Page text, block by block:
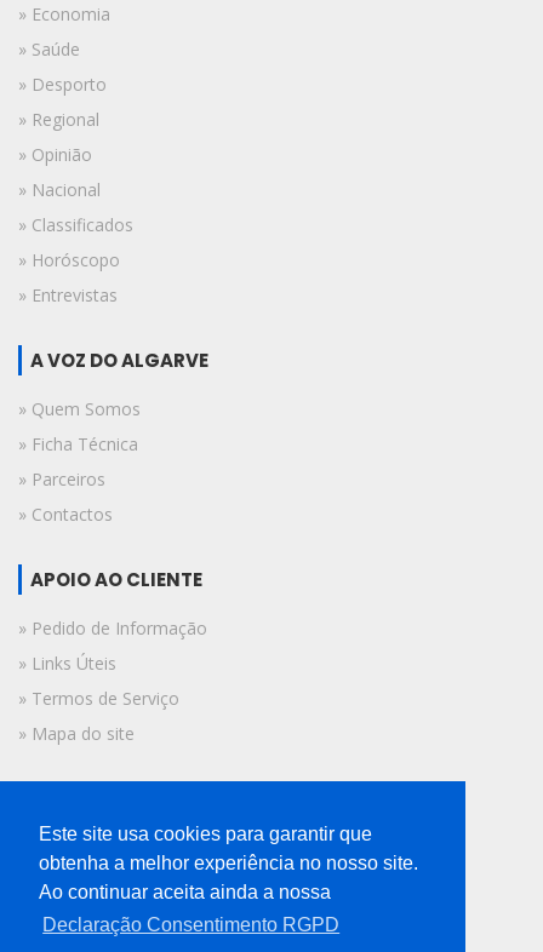
» Economia
» Saúde
» Desporto
» Regional
» Opinião
» Nacional
» Classificados
» Horóscopo
» Entrevistas
A VOZ DO ALGARVE
» Quem Somos
» Ficha Técnica
» Parceiros
» Contactos
APOIO AO CLIENTE
» Pedido de Informação
» Links Úteis
» Termos de Serviço
» Mapa do site
© 2019 A Voz do Algarve.
Todos os direitos reservados.
Este site usa cookies para garantir que
obtenha a melhor experiência no nosso site.
Ao continuar aceita ainda a nossa
Declaração Consentimento RGPD